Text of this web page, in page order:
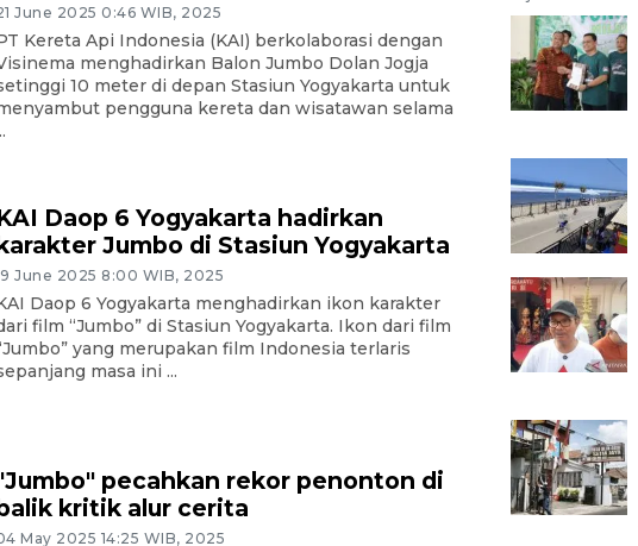
June 2025 0:46 WIB, 2025
Kereta Api Indonesia (KAI) berkolaborasi dengan
menghadirkan Balon Jumbo Dolan Jogja
10 meter di depan Stasiun Yogyakarta untuk
pengguna kereta dan wisatawan selama
Daop 6 Yogyakarta hadirkan
Jumbo di Stasiun Yogyakarta
June 2025 8:00 WIB, 2025
Daop 6 Yogyakarta menghadirkan ikon karakter
film “Jumbo” di Stasiun Yogyakarta. Ikon dari film
yang merupakan film Indonesia terlaris
masa ini ...
pecahkan rekor penonton di
kritik alur cerita
May 2025 14:25 WIB, 2025